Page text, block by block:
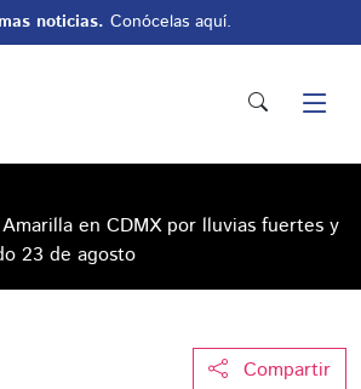
noticias. Conócelas aquí.
en CDMX por lluvias fuertes y
23 de agosto
Compartir